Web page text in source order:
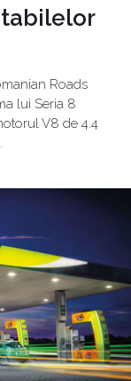
Roads
lui Seria 8
V8 de 4.4